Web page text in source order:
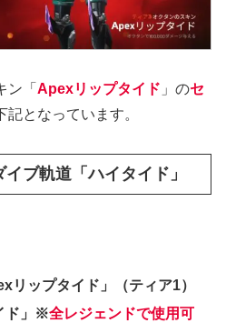
ン「 Apexリップタイド 」のセ
記となっています。
ブ軌道「ハイタイド」
リップタイド」（ティア1）
ド」※全レジェンドで使用可